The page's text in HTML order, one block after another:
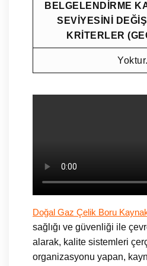
BELGELENDİRME
SEVİYESİNİ
KRİTERLER
Yoktur.
Doğal Gaz Çelik Boru
sağlığı ve güvenliği ile
alarak, kalite sistemleri
organizasyonu yapan,